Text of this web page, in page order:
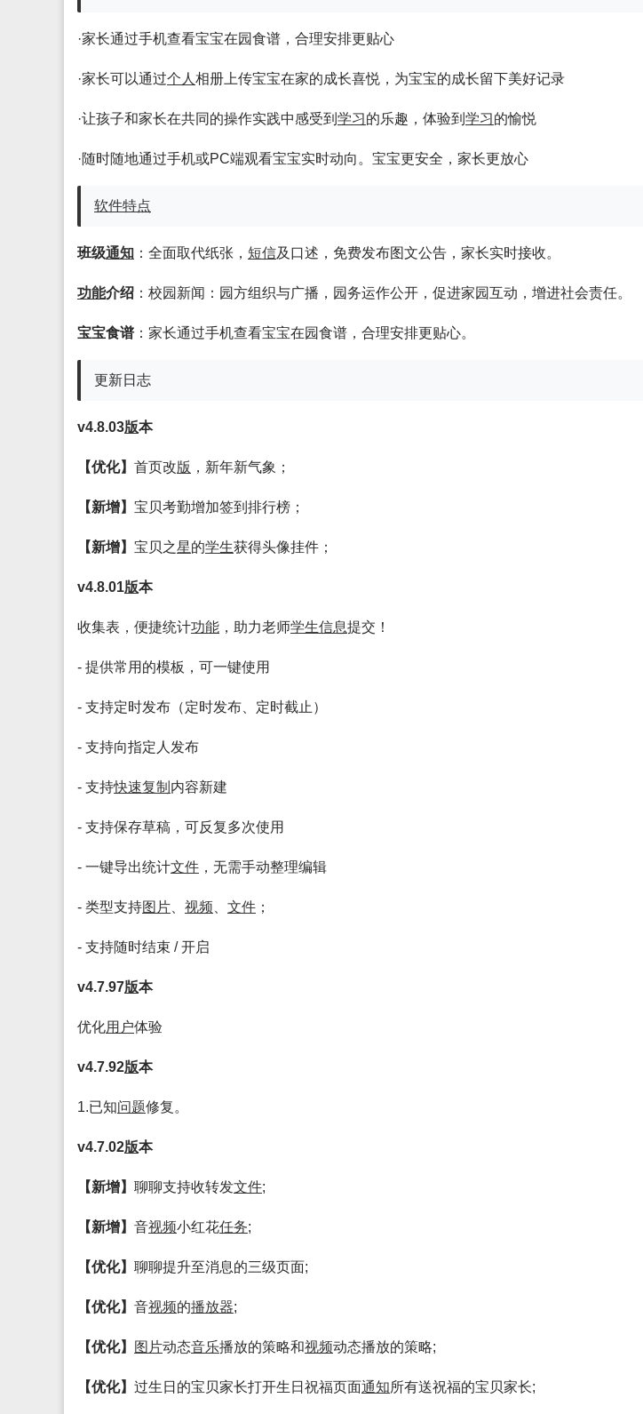
·家长通过手机查看宝宝在园食谱，合理安排更贴心
·家长可以通过个人 相册上传宝宝在家的成长喜悦，为宝宝的成长留下美好记录
·让孩子和家长在共同的操作实践中感受到 学习的乐趣，体验到 学习的愉悦
·随时随地通过手机或PC端观看宝宝实时动向。宝宝更安全，家长更放心
软件特点
班级通知 ：全面取代纸张， 短信及口述，免费发布图文公告，家长实时接收。
功能介绍 ：校园新闻：园方组织与广播，园务运作公开，促进家园互动，增进社会责任。
宝宝食谱：家长通过手机查看宝宝在园食谱，合理安排更贴心。
更新日志
v4.8.03版本
【优化】 首页改版 ，新年新气象；
【新增】 宝贝考勤增加签到排行榜；
【新增】 宝贝之星的学生获得头像挂件；
v4.8.01版本
收集表，便捷统计功能 ，助力老师学生信息提交！
- 提供常用的模板，可一键使用
- 支持定时发布（定时发布、定时截止）
- 支持向指定人发布
- 支持快速复制 内容新建
- 支持保存草稿，可反复多次使用
- 一键导出统计文件 ，无需手动整理编辑
- 类型支持图片 视频 文件 ；
- 支持随时结束 / 开启
v4.7.97版本
优化用户体验
v4.7.92版本
1.已知问题修复。
v4.7.02版本
【新增】 聊聊支持收转发文件;
【新增】 音视频小红花任务;
【优化】 聊聊提升至消息的三级页面;
【优化】 音视频的播放器;
【优化】 图片动态音乐播放的策略和视频动态播放的策略;
【优化】 过生日的宝贝家长打开生日祝福页面通知所有送祝福的宝贝家长;